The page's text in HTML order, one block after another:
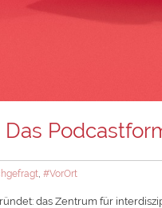
,#VorOrt
das Zentrum für